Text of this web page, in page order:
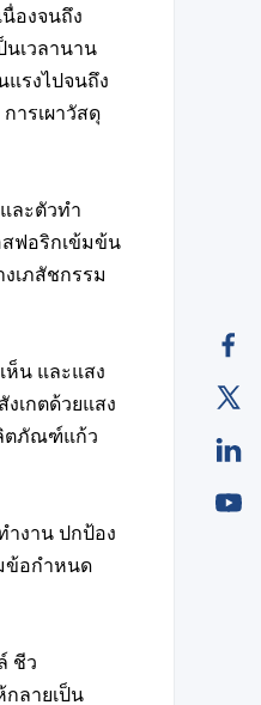
องจนถึง
นเวลานาน
รงไปจนถึง
ารเผาวัสดุ
ละตัวทำ
ฟอริกเข้มข้น
เภสัชกรรม
ห็น และแสง
เกตด้วยแสง
ตภัณฑ์แก้ว
งาน ปกป้อง
ข้อกำหนด
ชีว
ลายเป็น